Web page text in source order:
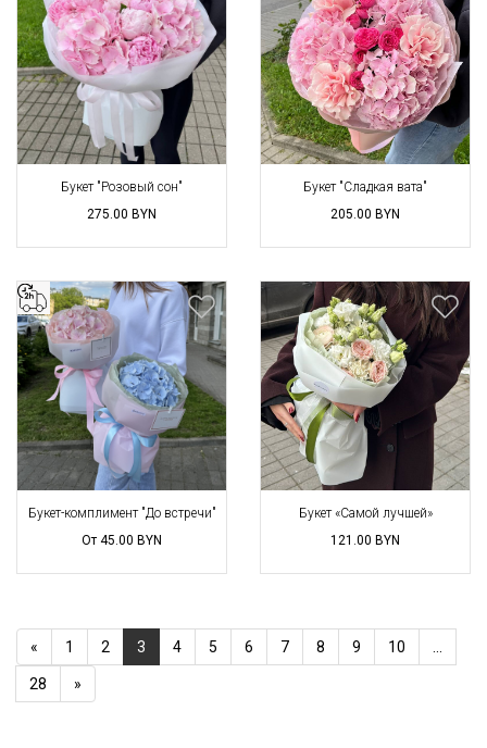
Букет "Розовый сон"
275.00 BYN
Букет "Сладкая вата"
205.00 BYN
Букет-комплимент "До встречи"
От 45.00 BYN
Букет «Самой лучшей»
121.00 BYN
« 1 2 3 4 5 6 7 8 9 10
28 »